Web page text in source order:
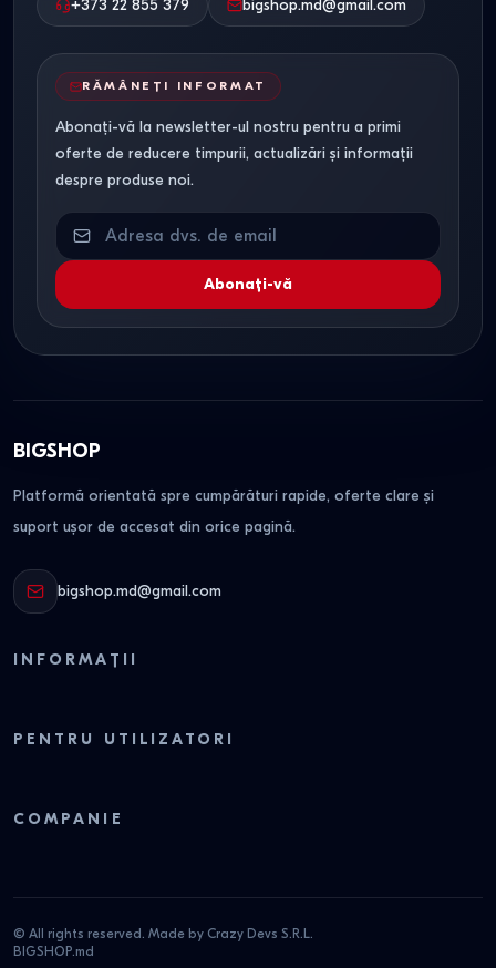
+373 22 855 379 bigshop.md@gmail.com
RĂMÂNEȚI INFORMAT
Abonați-vă la newsletter-ul nostru pentru a primi
oferte de reducere timpurii, actualizări și informații
despre produse noi.
Abonați-vă
BIGSHOP
Platformă orientată spre cumpărături rapide, oferte clare și
suport ușor de accesat din orice pagină.
bigshop.md@gmail.com
INFORMAȚII
PENTRU UTILIZATORI
COMPANIE
© All rights reserved. Made by Crazy Devs S.R.L.
BIGSHOP.md